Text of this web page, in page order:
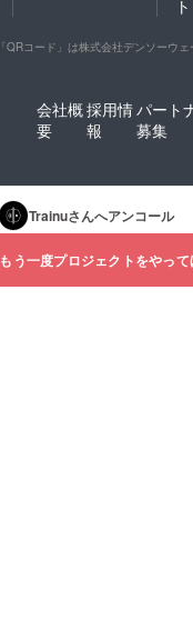
ト
「QRコード」は株式会社デンソーウェ
会社概
要
採用情
報
パート
募集
Trainuさんへアンコール
もう一度プロジェクトをやっ